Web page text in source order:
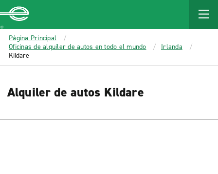
MAIN
CONTENT
Enterprise
Página Principal
Oficinas de alquiler de autos en todo el mundo
Irlanda
Kildare
Alquiler de autos Kildare